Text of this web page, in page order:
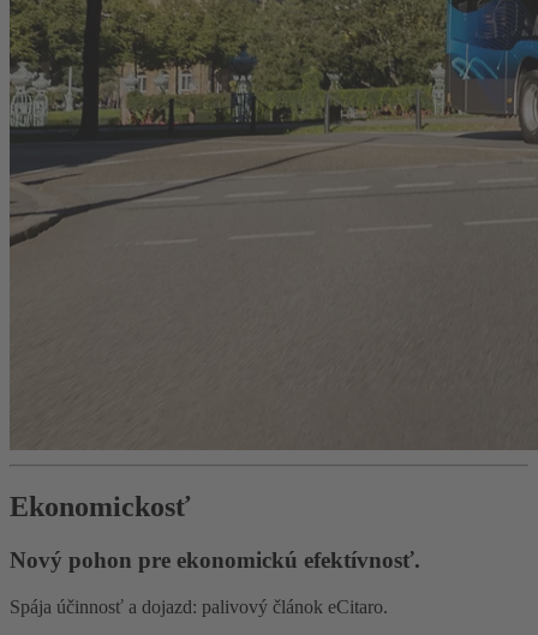
Ekonomickosť
Nový pohon pre ekonomickú efektívnosť.
Spája účinnosť a dojazd: palivový článok eCitaro.